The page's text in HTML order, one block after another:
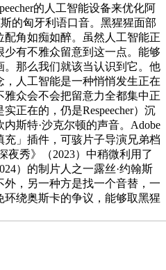
的人工智能设备来优化阿
的匈牙利语口音。黑猩猩面部
角如痴如醉。虽然人工智能正
有不雅众留意到这一点。能够
那么我们就该当认识到它。他
人工智能是一种悄悄发生正在
雅众会不会把留意力全都集中正
正在的，仍是Respeecher）沉
斯特·沙克尔顿的声音。Adobe
」插件，可骇片子导演兄弟档
夜秀》（2023）中稍微利用了
）的制片人之一露丝·约翰斯
，另一种方是找一个音替，一
绕奥斯卡的争议，能够取黑猩